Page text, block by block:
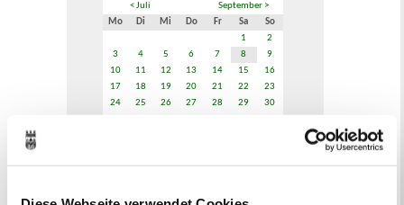
< Juli
September >
Mo
Di Mi Do Fr Sa
So
1
2
3
4 5 6 7 8
9
10
11 12 13 14 15
16
17
18 19 20 21 22
23
24
25 26 27 28 29
30